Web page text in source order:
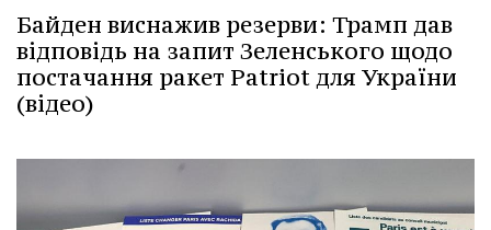
Байден виснажив резерви: Трамп дав
відповідь на запит Зеленського щодо
постачання ракет Patriot для України
(відео)